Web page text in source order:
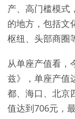
产、高门槛模式
的地方，包括文
枢纽、头部商圈
从单座产值看，
兹》，单座产值
都、海口、北京
值达到706元，